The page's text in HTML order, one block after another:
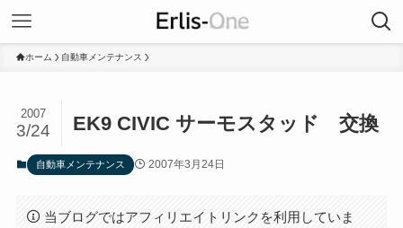
ホーム 自動車メンテナンス
EK9 CIVIC サーモスタッド 交換
2007
3/24
自動車メンテナンス 2007年3月24日
当ブログではアフィリエイトリンクを利用していま